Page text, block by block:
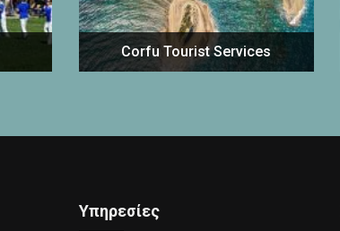
Corfu Tourist Services
Υπηρεσίες